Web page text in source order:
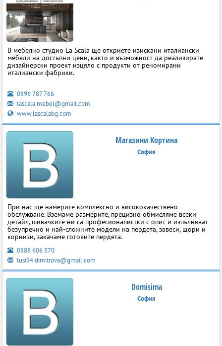
В мебелно студио La Scala ще откриете изискани италиански
мебели на достъпни цени, както и възможност да реализирате
дизайнерски проект изцяло с продукти от реномирани
италиански фабрики.
0896 787 766
lascala.mebel@gmail.com
www.lascalabg.com
Магазини Кортина
София
При нас ще намерите комплексно и висококачествено
обслужване. Вземаме размерите, прецизно обмисляме всеки
детайл, шивачките ни са професионалистки с опит и изпълняват
безупречно и най-сложните модели на пердета, завеси, щори и
корнизи, закачаме готовите пердета.
0888 606 370
lusi94.dimitrova@gmail.com
Domisima
София